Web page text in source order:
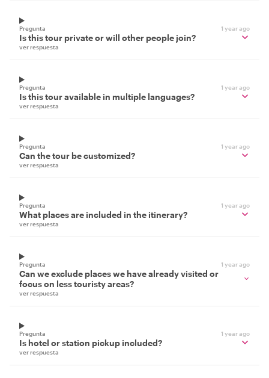
Pregunta 1 year ago
Is this tour private or will other people join?
ver respuesta
Pregunta 1 year ago
Is this tour available in multiple languages?
ver respuesta
Pregunta 1 year ago
Can the tour be customized?
ver respuesta
Pregunta 1 year ago
What places are included in the itinerary?
ver respuesta
Pregunta 1 year ago
Can we exclude places we have already visited or
focus on less touristy areas?
ver respuesta
Pregunta 1 year ago
Is hotel or station pickup included?
ver respuesta